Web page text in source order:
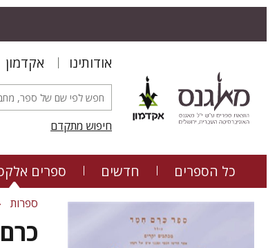
אודותינו אקדמון
חיפוש מתקדם
כל הספרים חדשים ספרים
ספרות